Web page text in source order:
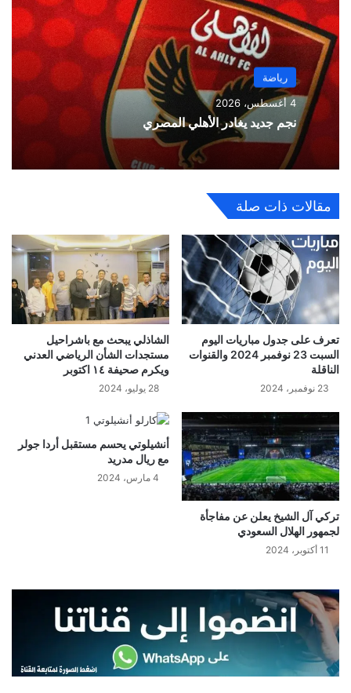
رياضة
4 أغسطس، 2026
نجم جديد يغادر الأهلي المصري
مقالات ذات صلة
تعرف على جدول مباريات اليوم
السبت 23 نوفمبر 2024 والقنوات
الناقلة
23 نوفمبر، 2024
الشاذلي يبحث مع باشراحيل
مستجدات الشأن الرياضي العدني
ويكرم صحيفة ١٤ اكتوبر
28 يوليو، 2024
تركي آل الشيخ يعلن عن مفاجأة
لجمهور الهلال السعودي
11 أكتوبر، 2024
أنشيلوتي يحسم مستقبل أردا جولر
مع ريال مدريد
4 مارس، 2024